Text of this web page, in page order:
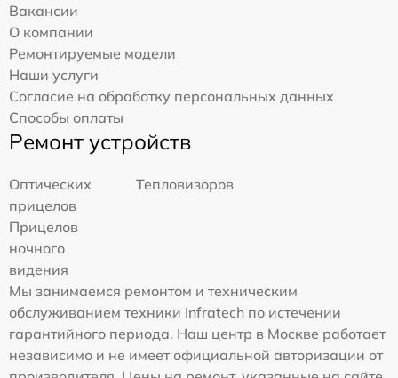
Вакансии
О компании
Ремонтируемые модели
Наши услуги
Согласие на обработку персональных данных
Способы оплаты
Ремонт устройств
Оптических
прицелов
Тепловизоров
Прицелов
ночного
видения
Мы занимаемся ремонтом и техническим
обслуживанием техники Infratech по истечении
гарантийного периода. Наш центр в Москве работает
независимо и не имеет официальной авторизации от